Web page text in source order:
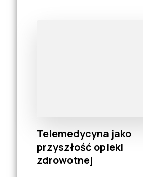
Telemedycyna jako
przyszłość opieki
zdrowotnej